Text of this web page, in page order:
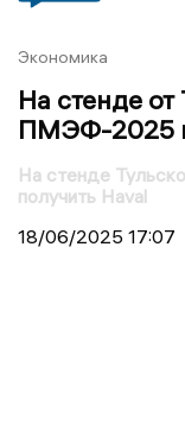
Экономика
На стенде
ПМЭФ-2025
На стенде
получить Haval
18/06/2025 17:07